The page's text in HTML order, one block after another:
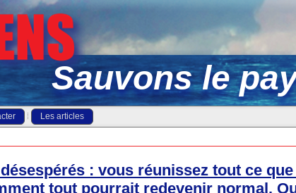
Sauvons le
Les articles
: vous réunissez tout ce
tout pourrait redevenir normal.